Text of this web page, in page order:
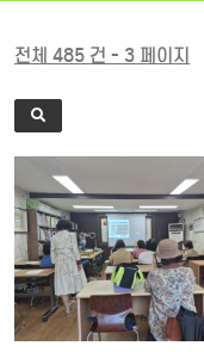
전체 485 건 - 3 페이지